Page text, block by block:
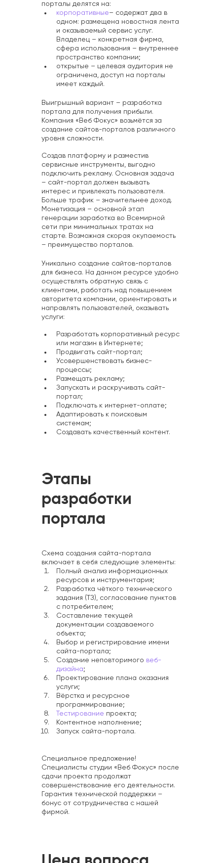
порталы делятся на:
корпоративные– содержат два в
одном: размещена новостная лента
и оказываемый сервис услуг.
Владелец – конкретная фирма,
сфера использования – внутреннее
пространство компании;
открытые – целевая аудитория не
ограничена, доступ на порталы
имеет каждый.
Выигрышный вариант – разработка
портала для получения прибыли.
Компания «Веб Фокус» возьмётся за
создание сайтов-порталов различного
уровня сложности.
Создав платформу и разместив
сервисные инструменты, выгодно
подключить рекламу. Основная задача
– сайт-портал должен вызывать
интерес и привлекать пользователя.
Больше трафик – значительнее доход.
Монетизация – основной этап
генерации заработка во Всемирной
сети при минимальных тратах на
старте. Возможная скорая окупаемость
– преимущество порталов.
Уникально создание сайтов-порталов
для бизнеса. На данном ресурсе удобно
осуществлять обратную связь с
клиентами, работать над повышением
авторитета компании, ориентировать и
направлять пользователей, оказывать
услуги:
Разработать корпоративный ресурс
или магазин в Интернете;
Продвигать сайт-портал;
Усовершенствовать бизнес-
процессы;
Размещать рекламу;
Запускать и раскручивать сайт-
портал;
Подключать к интернет-оплате;
Адаптировать к поисковым
системам;
Создавать качественный контент.
Этапы
разработки
портала
Схема создания сайта-портала
включает в себя следующие элементы:
Полный анализ информационных
ресурсов и инструментария;
Разработка чёткого технического
задания (ТЗ), согласование пунктов
с потребителем;
Составление текущей
документации создаваемого
объекта;
Выбор и регистрирование имени
сайта-портала;
Создание неповторимого веб-
дизайна;
Проектирование плана оказания
услуги;
Вёрстка и ресурсное
программирование;
Тестирование проекта;
Контентное наполнение;
Запуск сайта-портала.
Специальное предложение!
Специалисты студии «Веб Фокус» после
сдачи проекта продолжат
совершенствование его деятельности.
Гарантия технической поддержки –
бонус от сотрудничества с нашей
фирмой.